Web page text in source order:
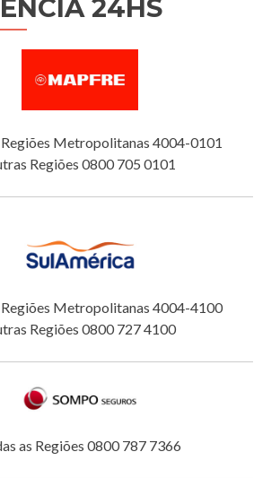
24HS
Metropolitanas 4004-0101
Regiões 0800 705 0101
Metropolitanas 4004-4100
Regiões 0800 727 4100
as Regiões 0800 787 7366